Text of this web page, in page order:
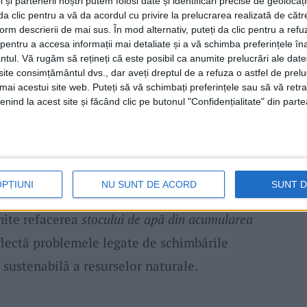
clic pentru a vă da acordul cu privire la prelucrarea realizată de
descrierii de mai sus. În mod alternativ, puteți da clic pentru a
a accesa informații mai detaliate și a vă schimba preferințele
Vă rugăm să rețineți că este posibil ca anumite prelucrări ale
consimțământul dvs., dar aveți dreptul de a refuza o astfel de
acestui site web. Puteți să vă schimbați preferințele sau să vă
la acest site și făcând clic pe butonul "Confidențialitate" din
NU SUNT DE ACORD SUNT
rezervei de apăla un nivel minim de
rapide a acesteia. În acest context
deapă,de la consumatori casnici
apacu discernământ pentru a trece mai
oficialiiABA Banat.
la conservarea rezervei existente
risipa și să adopte un comportament
vor rămâne în vigoare până când
refacerea stocului de apă din acumularea
problemele legate de schimbările
a resurselor naturale.